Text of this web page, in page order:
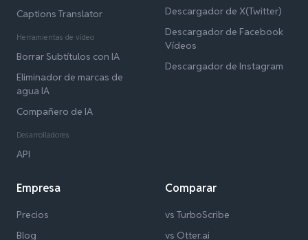
Captions Translator
Herramientas de vídeo
Borrar Subtítulos con IA
Eliminador de marcas de
agua IA
Compañero de IA
Desarrolladores
API
Descargador de X(Twitter)
Descargador de Facebook
Vídeos
Descargador de Instagram
Empresa
Precios
Blog
Comparar
vs TurboScribe
vs Otter.ai